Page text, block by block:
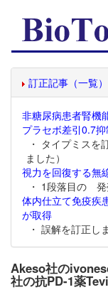
訂正記事（一覧）
非糖尿病患者腎機
プラセボ差引0.7抑
・ タイプミス
ました）
視力を回復する無
・ 1段落目の
体内仕立て免疫疾
が取得
・ 誤解を訂正し
Akeso社の
社の抗PD-1薬